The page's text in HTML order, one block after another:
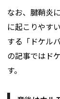
なお、腱鞘炎
に起こりやす
する「ドケル
の記事ではド
す。